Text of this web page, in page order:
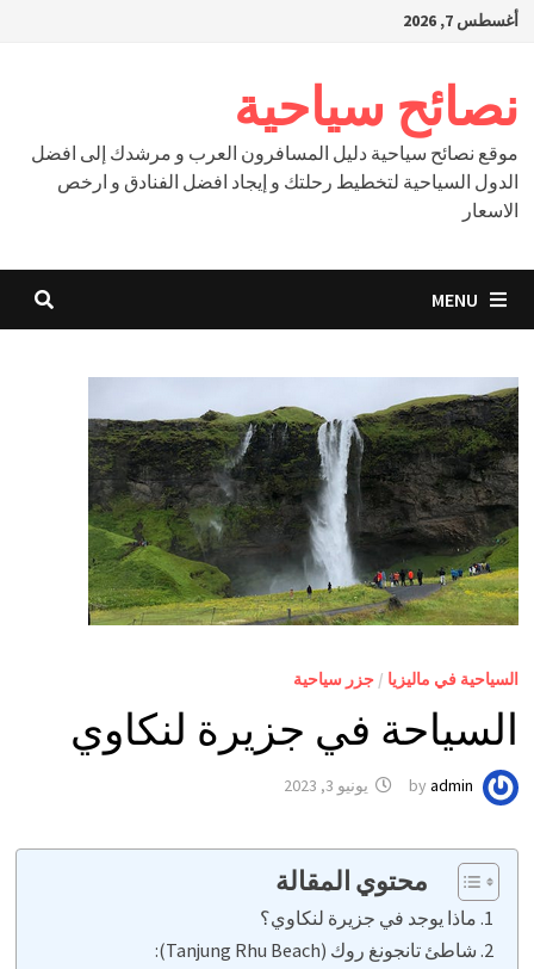
Skipأغسطس 7, 2026
نصائح سياحية
موقع نصائح سياحية دليل المسافرون العرب و مرشدك إلى افضل
الدول السياحية لتخطيط رحلتك و إيجاد افضل الفنادق و ارخص
الاسعار
MENU
السياحية في ماليزيا / جزر سياحية
السياحة في جزيرة لنكاوي
byadmin يونيو 3, 2023
محتوي المقالة
ماذا يوجد في جزيرة لنكاوي؟
شاطئ تانجونغ روك (Tanjung Rhu Beach):